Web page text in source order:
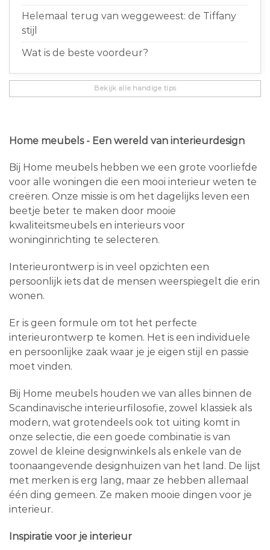
Helemaal terug van weggeweest: de Tiffany
stijl
Wat is de beste voordeur?
Bekijk alle handige tips
Home meubels - Een wereld van interieurdesign
Bij Home meubels hebben we een grote voorliefde
voor alle woningen die een mooi interieur weten te
creëren. Onze missie is om het dagelijks leven een
beetje beter te maken door mooie
kwaliteitsmeubels en interieurs voor
woninginrichting te selecteren.
Interieurontwerp is in veel opzichten een
persoonlijk iets dat de mensen weerspiegelt die erin
wonen.
Er is geen formule om tot het perfecte
interieurontwerp te komen. Het is een individuele
en persoonlijke zaak waar je je eigen stijl en passie
moet vinden.
Bij Home meubels houden we van alles binnen de
Scandinavische interieurfilosofie, zowel klassiek als
modern, wat grotendeels ook tot uiting komt in
onze selectie, die een goede combinatie is van
zowel de kleine designwinkels als enkele van de
toonaangevende designhuizen van het land. De lijst
met merken is erg lang, maar ze hebben allemaal
één ding gemeen. Ze maken mooie dingen voor je
interieur.
Inspiratie voor je interieur